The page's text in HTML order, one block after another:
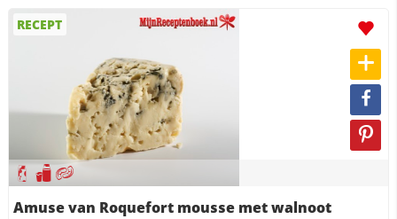
RECEPT
Amuse van Roquefort mousse met walnoot